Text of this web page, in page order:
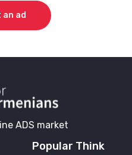
an ad
ADS market
Popular Think